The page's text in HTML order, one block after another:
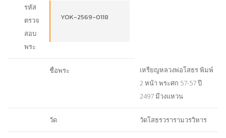
รหัส
ตรวจ
สอบ
พระ
YOK-2569-0118
ชื่อพระ
เหรียญหลวงพ่อโสธร พิมพ์
2 หน้า พระศก 57-57 ปี
2497 มีวงแหวน
วัด วัดโสธรวรารามวรวิหาร